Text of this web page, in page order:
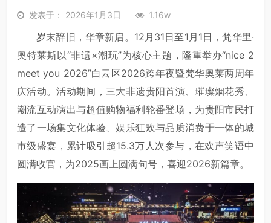
发表于： 2026年1月3日 1.16w
岁末辞旧，华章新启。12月31日至1月1日，梵华里·
奥特莱斯以“非遗×潮玩”为核心主题，隆重举办“nice 2
meet you 2026”白云区2026跨年夜暨梵华奥莱两周年
庆活动。活动期间，三大非遗贵阳首演、璀璨烟花秀、
潮流互动演出与超值购物福利轮番登场，为贵阳市民打
造了一场集文化体验、娱乐狂欢与品质消费于一体的城
市级盛宴，累计吸引超15.3万人次参与，在欢声笑语中
圆满收官，为2025画上圆满句号，喜迎2026新篇章。